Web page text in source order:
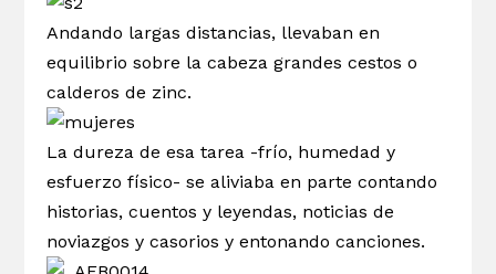
Andando largas distancias, llevaban en
equilibrio sobre la cabeza grandes cestos o
calderos de zinc.
La dureza de esa tarea -frío, humedad y
esfuerzo físico- se aliviaba en parte contando
historias, cuentos y leyendas, noticias de
noviazgos y casorios y entonando canciones.